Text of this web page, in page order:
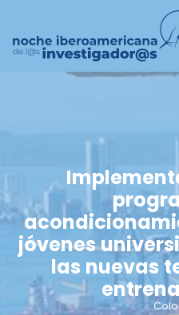
jóvenes
las nuevas